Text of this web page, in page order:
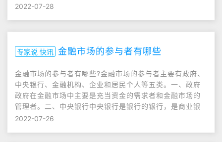
2022-07-28
专家说 快讯 金融市场的参与者有哪些
金融市场的参与者有哪些?金融市场的参与者主要有政府、
中央银行、金融机构、企业和居民个人等五类。一、政府
政府在金融市场中主要是充当资金的需求者和金融市场的
管理者。二、中央银行中央银行是银行的银行，是商业银
2022-07-26